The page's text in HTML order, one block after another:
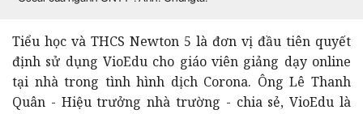
Tiểu học và THCS Newton 5 là đơn vị đầu tiên quyết
định sử dụng VioEdu cho giáo viên giảng dạy online
tại nhà trong tình hình dịch Corona. Ông Lê Thanh
Quân - Hiệu trưởng nhà trường - chia sẻ,VioEdu là